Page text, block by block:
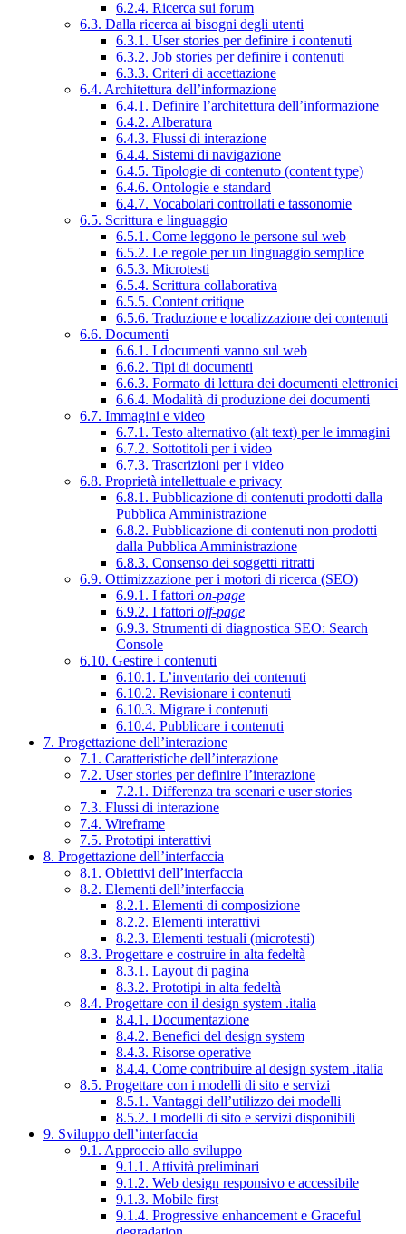
6.2.4. Ricerca sui forum
6.3. Dalla ricerca ai bisogni degli utenti
6.3.1. User stories per definire i contenuti
6.3.2. Job stories per definire i contenuti
6.3.3. Criteri di accettazione
6.4. Architettura dell’informazione
6.4.1. Definire l’architettura dell’informazione
6.4.2. Alberatura
6.4.3. Flussi di interazione
6.4.4. Sistemi di navigazione
6.4.5. Tipologie di contenuto (content type)
6.4.6. Ontologie e standard
6.4.7. Vocabolari controllati e tassonomie
6.5. Scrittura e linguaggio
6.5.1. Come leggono le persone sul web
6.5.2. Le regole per un linguaggio semplice
6.5.3. Microtesti
6.5.4. Scrittura collaborativa
6.5.5. Content critique
6.5.6. Traduzione e localizzazione dei contenuti
6.6. Documenti
6.6.1. I documenti vanno sul web
6.6.2. Tipi di documenti
6.6.3. Formato di lettura dei documenti elettronici
6.6.4. Modalità di produzione dei documenti
6.7. Immagini e video
6.7.1. Testo alternativo (alt text) per le immagini
6.7.2. Sottotitoli per i video
6.7.3. Trascrizioni per i video
6.8. Proprietà intellettuale e privacy
6.8.1. Pubblicazione di contenuti prodotti dalla
Pubblica Amministrazione
6.8.2. Pubblicazione di contenuti non prodotti
dalla Pubblica Amministrazione
6.8.3. Consenso dei soggetti ritratti
6.9. Ottimizzazione per i motori di ricerca (SEO)
6.9.1. I fattori on-page
6.9.2. I fattori off-page
6.9.3. Strumenti di diagnostica SEO: Search
Console
6.10. Gestire i contenuti
6.10.1. L’inventario dei contenuti
6.10.2. Revisionare i contenuti
6.10.3. Migrare i contenuti
6.10.4. Pubblicare i contenuti
7. Progettazione dell’interazione
7.1. Caratteristiche dell’interazione
7.2. User stories per definire l’interazione
7.2.1. Differenza tra scenari e user stories
7.3. Flussi di interazione
7.4. Wireframe
7.5. Prototipi interattivi
8. Progettazione dell’interfaccia
8.1. Obiettivi dell’interfaccia
8.2. Elementi dell’interfaccia
8.2.1. Elementi di composizione
8.2.2. Elementi interattivi
8.2.3. Elementi testuali (microtesti)
8.3. Progettare e costruire in alta fedeltà
8.3.1. Layout di pagina
8.3.2. Prototipi in alta fedeltà
8.4. Progettare con il design system .italia
8.4.1. Documentazione
8.4.2. Benefici del design system
8.4.3. Risorse operative
8.4.4. Come contribuire al design system .italia
8.5. Progettare con i modelli di sito e servizi
8.5.1. Vantaggi dell’utilizzo dei modelli
8.5.2. I modelli di sito e servizi disponibili
9. Sviluppo dell’interfaccia
9.1. Approccio allo sviluppo
9.1.1. Attività preliminari
9.1.2. Web design responsivo e accessibile
9.1.3. Mobile first
9.1.4. Progressive enhancement e Graceful